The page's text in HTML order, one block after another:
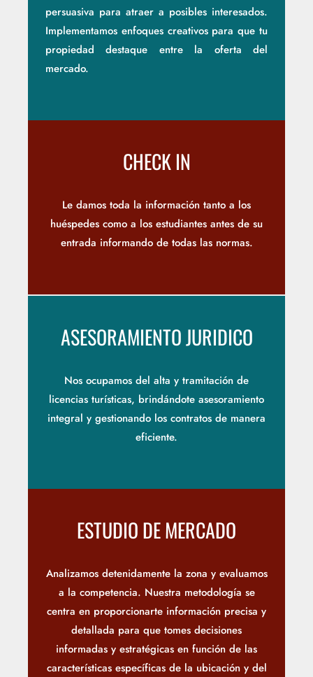
persuasiva para atraer a posibles interesados.
Implementamos enfoques creativos para que tu
propiedad destaque entre la oferta del
mercado.
CHECK IN
Le damos toda la información tanto a los
huéspedes como a los estudiantes antes de su
entrada informando de todas las normas.
ASESORAMIENTO JURIDICO
Nos ocupamos del alta y tramitación de
licencias turísticas, brindándote asesoramiento
integral y gestionando los contratos de manera
eficiente.
ESTUDIO DE MERCADO
Analizamos detenidamente la zona y evaluamos
a la competencia. Nuestra metodología se
centra en proporcionarte información precisa y
detallada para que tomes decisiones
informadas y estratégicas en función de las
características específicas de la ubicación y del